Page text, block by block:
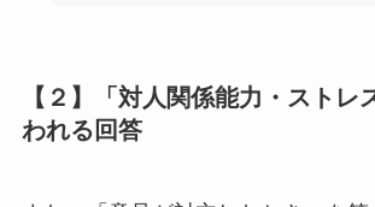
【２】「対人関係能力・ストレ
われる回答